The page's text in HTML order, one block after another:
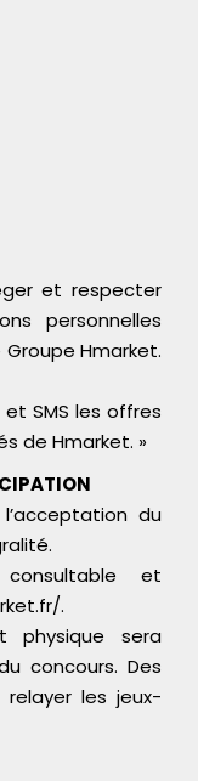
et respecter
personnelles
Hmarket.
SMS les offres
de Hmarket. »
du
et
.
physique sera
concours. Des
les jeux-